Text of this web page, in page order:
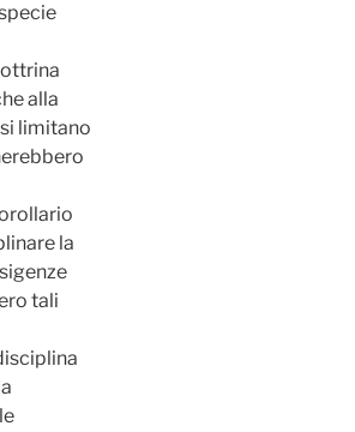
alla
limitano
la
tali